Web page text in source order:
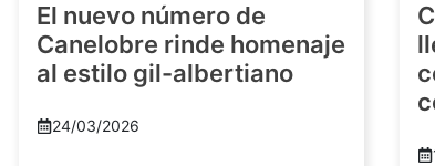
El nuevo número de
Canelobre rinde homenaje
al estilo gil-albertiano
24/03/2026